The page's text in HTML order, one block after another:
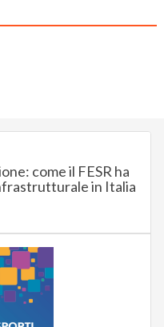
come il FESR ha
in Italia